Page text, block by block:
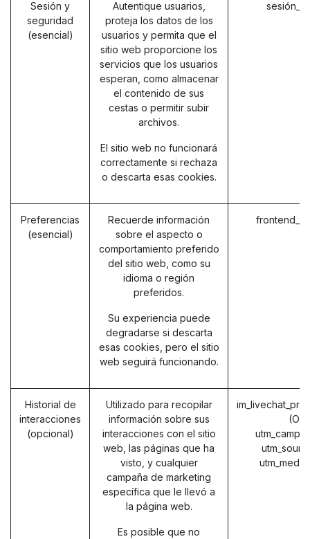
Sesión y
seguridad
(esencial)
Autentique usuarios,
proteja los datos de los
usuarios y permita que el
sitio web proporcione los
servicios que los usuarios
esperan, como almacenar
el contenido de sus
cestas o permitir subir
archivos.
El sitio web no funcionará
correctamente si rechaza
o descarta esas cookies.
Preferencias
(esencial)
Recuerde información
sobre el aspecto o
comportamiento preferido
del sitio web, como su
idioma o región
preferidos.
Su experiencia puede
degradarse si descarta
esas cookies, pero el sitio
web seguirá funcionando.
Historial de
interacciones
(opcional)
Utilizado para recopilar
información sobre sus
interacciones con el sitio
web, las páginas que ha
visto, y cualquier
campaña de marketing
específica que le llevó a
la página web.
Es posible que no